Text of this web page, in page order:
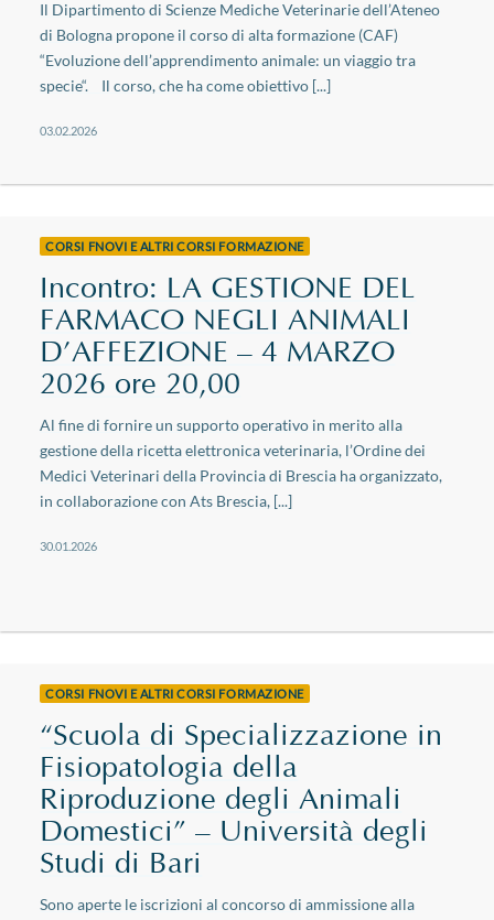
Il Dipartimento di Scienze Mediche Veterinarie dell’Ateneo
di Bologna propone il corso di alta formazione (CAF)
“Evoluzione dell’apprendimento animale: un viaggio tra
specie“. Il corso, che ha come obiettivo [...]
03.02.2026
CORSI FNOVI E ALTRI CORSI FORMAZIONE
Incontro: LA GESTIONE DEL
FARMACO NEGLI ANIMALI
D’AFFEZIONE – 4 MARZO
2026 ore 20,00
Al fine di fornire un supporto operativo in merito alla
gestione della ricetta elettronica veterinaria, l’Ordine dei
Medici Veterinari della Provincia di Brescia ha organizzato,
in collaborazione con Ats Brescia, [...]
30.01.2026
CORSI FNOVI E ALTRI CORSI FORMAZIONE
“Scuola di Specializzazione in
Fisiopatologia della
Riproduzione degli Animali
Domestici” – Università degli
Studi di Bari
Sono aperte le iscrizioni al concorso di ammissione alla